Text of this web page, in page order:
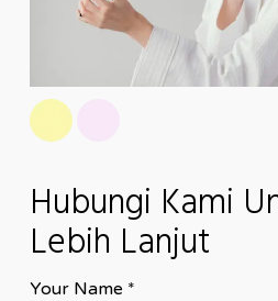
Hubungi Kami
Lebih Lanjut
Your Name *